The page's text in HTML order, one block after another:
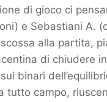
di gioco ci
e Sebastiani A.
alla partita,
di chiudere
binari
tutto campo,